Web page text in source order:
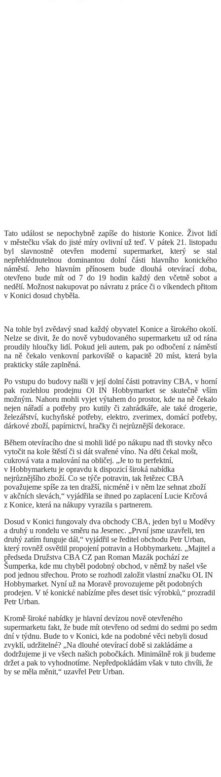
Tato událost se nepochybně zapíše do historie Konice. Život lidí
v městečku však do jisté míry ovlivní už teď. V pátek 21. listopadu
byl slavnostně otevřen moderní supermarket, který se stal
nepřehlédnutelnou dominantou dolní části hlavního konického
náměstí. Jeho hlavním přínosem bude dlouhá otevírací doba,
otevřeno bude mít od 7 do 19 hodin každý den včetně sobot a
nedělí. Možnost nakupovat po návratu z práce či o víkendech přitom
v Konici dosud chyběla.
Na tohle byl zvědavý snad každý obyvatel Konice a širokého okolí.
Nelze se divit, že do nově vybudovaného supermarketu už od rána
proudily hloučky lidí. Pokud jeli autem, pak po odbočení z náměstí
na ně čekalo venkovní parkoviště o kapacitě 20 míst, která byla
prakticky stále zaplněná.
Po vstupu do budovy našli v její dolní části potraviny CBA, v horní
pak rozlehlou prodejnu Ol IN Hobbymarket se skutečně vším
možným. Nahoru mohli vyjet výtahem do prostor, kde na ně čekalo
nejen nářadí a potřeby pro kutily či zahrádkáře, ale také drogerie,
železářství, kuchyňské potřeby, elektro, zverimex, domácí potřeby,
dárkové zboží, papírnictví, hračky či nejrůznější dekorace.
Během otevíracího dne si mohli lidé po nákupu nad tři stovky něco
vytočit na kole štěstí či si dát svařené víno. Na děti čekal mošt,
cukrová vata a malování na obličej. „Je to tu perfektní,
v Hobbymarketu je opravdu k dispozicí široká nabídka
nejrůznějšího zboží. Co se týče potravin, tak řetězec CBA
považujeme spíše za ten dražší, nicméně i v něm lze sehnat zboží
v akčních slevách,“ vyjádřila se ihned po zaplacení Lucie Krčová
z Konice, která na nákupy vyrazila s partnerem.
Dosud v Konici fungovaly dva obchody CBA, jeden byl u Moděvy
a druhý u rondelu ve směru na Jesenec. „První jsme uzavřeli, ten
druhý zatím funguje dál,“ vyjádřil se ředitel obchodu Petr Urban,
který rovněž osvětlil propojení potravin a Hobbymarketu. „Majitel a
předseda Družstva CBA CZ pan Roman Mazák pochází ze
Šumperka, kde mu chyběl podobný obchod, v němž by našel vše
pod jednou střechou. Proto se rozhodl založit vlastní značku OL IN
Hobbymarket. Nyní už na Moravě provozujeme pět podobných
prodejen. V té konické nabízíme přes deset tisíc výrobků,“ prozradil
Petr Urban.
Kromě široké nabídky je hlavní devízou nově otevřeného
supermarketu fakt, že bude mít otevřeno od sedmi do sedmi po sedm
dní v týdnu. Bude to v Konici, kde na podobné věci nebyli dosud
zvyklí, udržitelné? „Na dlouhé otevírací době si zakládáme a
dodržujeme ji ve všech našich pobočkách. Minimálně rok ji budeme
držet a pak to vyhodnotíme. Nepředpokládám však v tuto chvíli, že
by se měla měnit,“ uzavřel Petr Urban.